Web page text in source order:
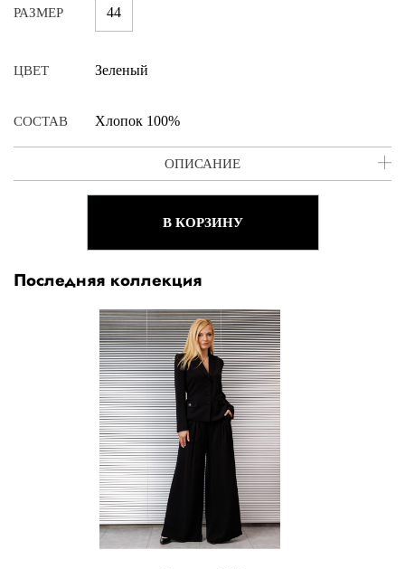
РАЗМЕР 44
ЦВЕТ Зеленый
СОСТАВ Xлопок 100%
ОПИСАНИЕ
В КОРЗИНУ
Последняя коллекция